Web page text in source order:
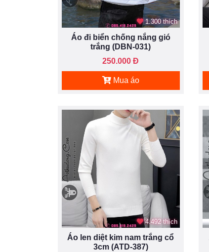
1.300 thích
Áo đi biển chống nắng gió
trắng (DBN-031)
250.000 Đ
Mua áo
4.492 thích
Áo len diệt kim nam trắng cổ
3cm (ATD-387)